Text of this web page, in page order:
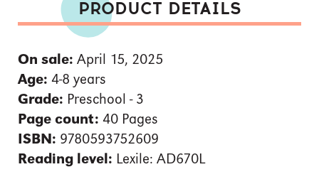
PRODUCT DETAILS
On sale: April 15, 2025
Age: 4-8 years
Grade: Preschool - 3
Page count: 40 Pages
ISBN: 9780593752609
Reading level: Lexile: AD670L